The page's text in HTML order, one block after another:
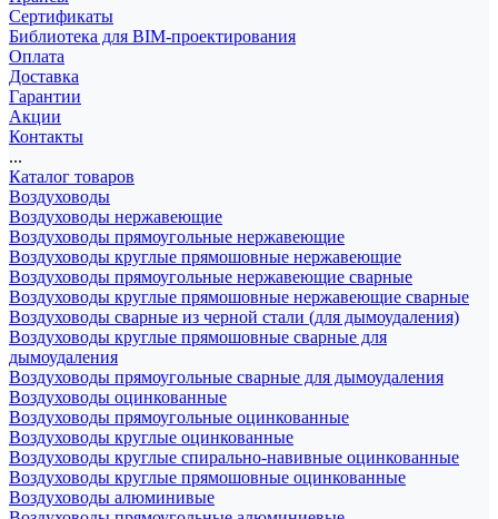
Сертификаты
Библиотека для BIM-проектирования
Оплата
Доставка
Гарантии
Акции
Контакты
...
Каталог товаров
Воздуховоды
Воздуховоды нержавеющие
Воздуховоды прямоугольные нержавеющие
Воздуховоды круглые прямошовные нержавеющие
Воздуховоды прямоугольные нержавеющие сварные
Воздуховоды круглые прямошовные нержавеющие сварные
Воздуховоды сварные из черной стали (для дымоудаления)
Воздуховоды круглые прямошовные сварные для
дымоудаления
Воздуховоды прямоугольные сварные для дымоудаления
Воздуховоды оцинкованные
Воздуховоды прямоугольные оцинкованные
Воздуховоды круглые оцинкованные
Воздуховоды круглые спирально-навивные оцинкованные
Воздуховоды круглые прямошовные оцинкованные
Воздуховоды алюминивые